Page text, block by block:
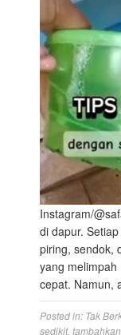
Instagram/
di dapur.
piring, sendok,
yang
cepat. Namun,
Posted in: Tak
sedikit, tambahkan